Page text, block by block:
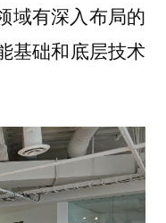
域有深入布局的
基础和底层技术